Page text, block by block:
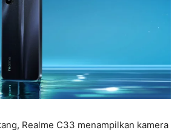
Realme C33 menampilkan kamera